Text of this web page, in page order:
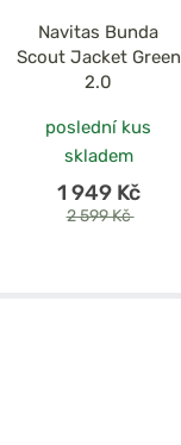
Navitas Bunda
Scout Jacket Green
2.0
poslední kus
skladem
1 949 Kč
2 599 Kč